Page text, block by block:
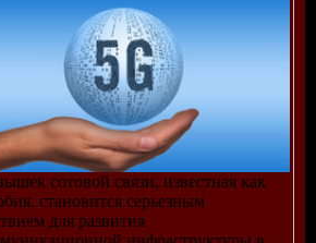
сотовой связи, известная как
становится серьезным
для развития